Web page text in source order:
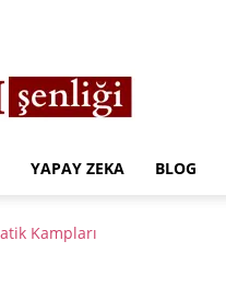
YAPAY ZEKA BLOG